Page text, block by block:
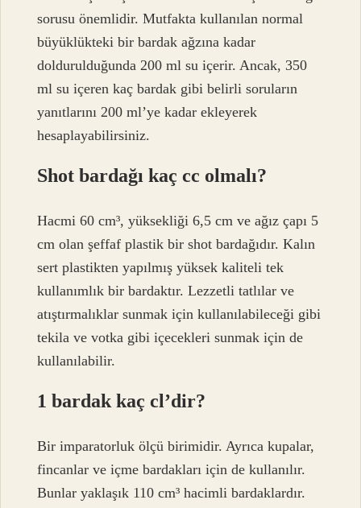
sorusu önemlidir. Mutfakta kullanılan normal
büyüklükteki bir bardak ağzına kadar
doldurulduğunda 200 ml su içerir. Ancak, 350
ml su içeren kaç bardak gibi belirli soruların
yanıtlarını 200 ml’ye kadar ekleyerek
hesaplayabilirsiniz.
Shot bardağı kaç cc olmalı?
Hacmi 60 cm³, yüksekliği 6,5 cm ve ağız çapı 5
cm olan şeffaf plastik bir shot bardağıdır. Kalın
sert plastikten yapılmış yüksek kaliteli tek
kullanımlık bir bardaktır. Lezzetli tatlılar ve
atıştırmalıklar sunmak için kullanılabileceği gibi
tekila ve votka gibi içecekleri sunmak için de
kullanılabilir.
1 bardak kaç cl’dir?
Bir imparatorluk ölçü birimidir. Ayrıca kupalar,
fincanlar ve içme bardakları için de kullanılır.
Bunlar yaklaşık 110 cm³ hacimli bardaklardır.